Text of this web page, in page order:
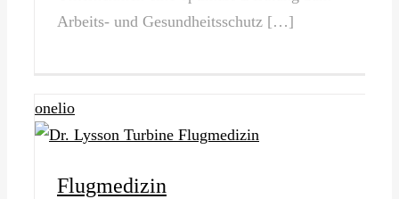
Arbeits- und Gesundheitsschutz […]
onelio
Flugmedizin